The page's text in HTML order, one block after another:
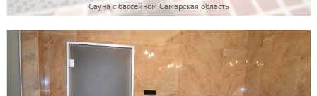
Сауна с бассейном Самарская область